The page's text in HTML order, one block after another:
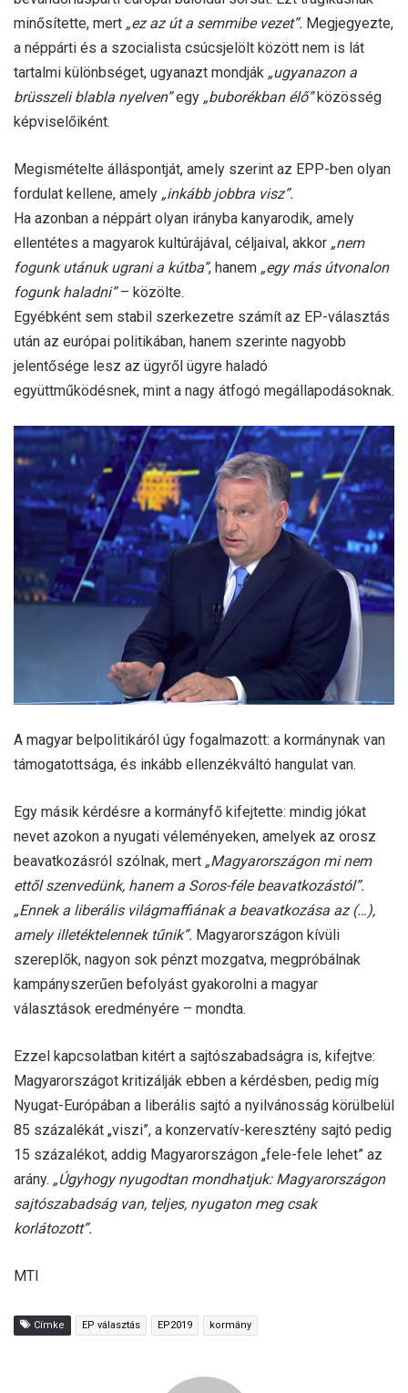
minősítette, mert „ez az út a semmibe vezet”. Megjegyezte,
a néppárti és a szocialista csúcsjelölt között nem is lát
tartalmi különbséget, ugyanazt mondják „ugyanazon a
brüsszeli blabla nyelven”egy „buborékban élő”közösség
képviselőiként.
Megismételte álláspontját, amely szerint az EPP-ben olyan
fordulat kellene, amely „inkább jobbra visz”.
Ha azonban a néppárt olyan irányba kanyarodik, amely
ellentétes a magyarok kultúrájával, céljaival, akkor „nem
fogunk utánuk ugrani a kútba”, hanem „egy más útvonalon
fogunk haladni”– közölte.
Egyébként sem stabil szerkezetre számít az EP-választás
után az európai politikában, hanem szerinte nagyobb
jelentősége lesz az ügyről ügyre haladó
együttműködésnek, mint a nagy átfogó megállapodásoknak.
A magyar belpolitikáról úgy fogalmazott: a kormánynak van
támogatottsága, és inkább ellenzékváltó hangulat van.
Egy másik kérdésre a kormányfő kifejtette: mindig jókat
nevet azokon a nyugati véleményeken, amelyek az orosz
beavatkozásról szólnak, mert „Magyarországon mi nem
ettől szenvedünk, hanem a Soros-féle beavatkozástól”.
„Ennek a liberális világmaffiának a beavatkozása az (…),
amely illetéktelennek tűnik”. Magyarországon kívüli
szereplők, nagyon sok pénzt mozgatva, megpróbálnak
kampányszerűen befolyást gyakorolni a magyar
választások eredményére – mondta.
Ezzel kapcsolatban kitért a sajtószabadságra is, kifejtve:
Magyarországot kritizálják ebben a kérdésben, pedig míg
Nyugat-Európában a liberális sajtó a nyilvánosság körülbelül
85 százalékát „viszi”, a konzervatív-keresztény sajtó pedig
15 százalékot, addig Magyarországon „fele-fele lehet” az
arány. „Úgyhogy nyugodtan mondhatjuk: Magyarországon
sajtószabadság van, teljes, nyugaton meg csak
korlátozott”.
MTI
Címke EP választás EP2019 kormány